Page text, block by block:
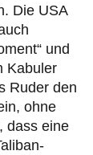
Die USA
und
Kabuler
Ruder den
ohne
dass eine